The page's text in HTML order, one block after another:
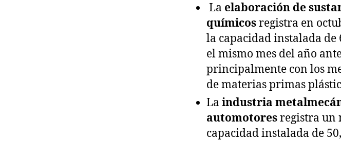
La elaboración de
químicosregistra en
la capacidad instalada
el mismo mes del año
principalmente con los
de materias primas
La industria
automotoresregistra un
capacidad instalada de